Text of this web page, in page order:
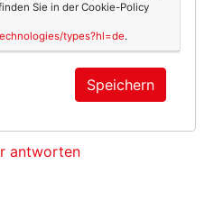
2010 um 16:19 Uhr
aus
seltsam, aber hier
gut. Gibt es dafür
antworten
Sie in der Cookie-Policy
types?hl=de.
Speichern